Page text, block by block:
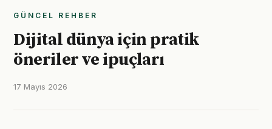
GÜNCEL REHBER
Dijital dünya için pratik
öneriler ve ipuçları
17 Mayıs 2026